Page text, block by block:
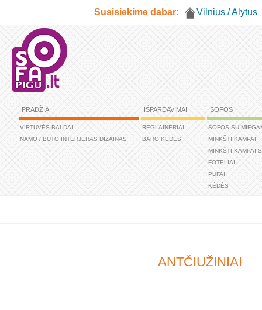
Susisiekime dabar: Vilnius / Alytus
PRADŽIA
VIRTUVĖS BALDAI
NAMO / BUTO INTERJERAS DIZAINAS
IŠPARDAVIMAI
REGLAINERIAI
BARO KĖDĖS
SOFOS
SOFOS SU
MINKŠTI KAMPAI
MINKŠTI KAMPAI
FOTELIAI
PUFAI
KĖDĖS
ANTČIUŽINIAI